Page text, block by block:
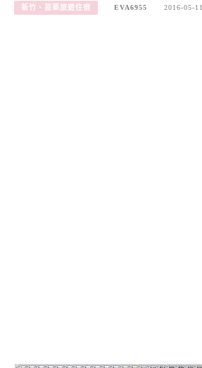
新竹、苗栗旅遊住宿 EVA6955 2016-05-11